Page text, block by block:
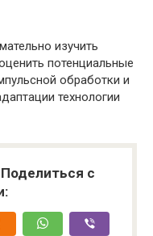
изучить
потенциальные
обработки и
технологии
с